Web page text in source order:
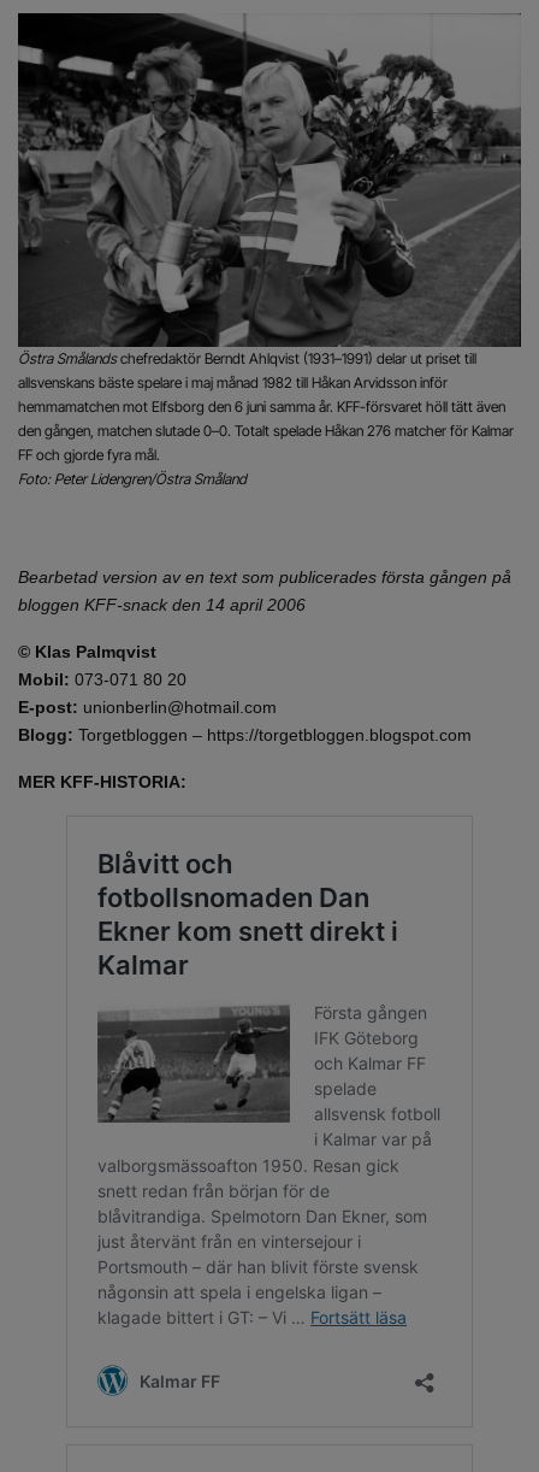
Östra Smålandschefredaktör Berndt Ahlqvist (1931–1991) delar ut priset till
allsvenskans bäste spelare i maj månad 1982 till Håkan Arvidsson inför
hemmamatchen mot Elfsborg den 6 juni samma år. KFF-försvaret höll tätt även
den gången, matchen slutade 0–0. Totalt spelade Håkan 276 matcher för Kalmar
FF och gjorde fyra mål.
Foto: Peter Lidengren/Östra Småland
Bearbetad version av en text som publicerades första gången på
bloggen KFF-snack den 14 april 2006
© Klas Palmqvist
Mobil: 073-071 80 20
E-post: unionberlin@hotmail.com
Blogg: Torgetbloggen – https://torgetbloggen.blogspot.com
MER KFF-HISTORIA: